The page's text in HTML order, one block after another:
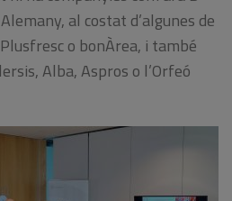
al costat d’algunes de
o bonÀrea, i també
Alba, Aspros o l’Orfeó